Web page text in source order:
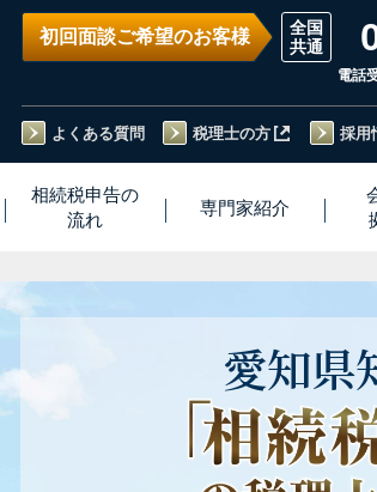
初回面談ご希望のお客様
電話
よくある質問 税理士の方 採用
相続税申告の
流れ
専門家紹介
愛知県